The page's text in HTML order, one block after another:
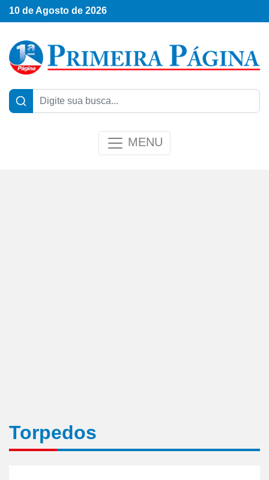
10 de Agosto de 2026
MENU
Torpedos